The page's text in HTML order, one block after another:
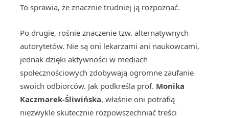
To sprawia, że znacznie trudniej ją rozpoznać.
Po drugie, rośnie znaczenie tzw. alternatywnych
autorytetów. Nie są oni lekarzami ani naukowcami,
jednak dzięki aktywności w mediach
społecznościowych zdobywają ogromne zaufanie
swoich odbiorców. Jak podkreśla prof. Monika
Kaczmarek-Śliwińska, właśnie oni potrafią
niezwykle skutecznie rozpowszechniać treści